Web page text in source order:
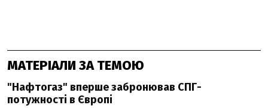
МАТЕРІАЛИ ЗА ТЕМОЮ
"Нафтогаз" вперше забронював СПГ-
потужності в Європі